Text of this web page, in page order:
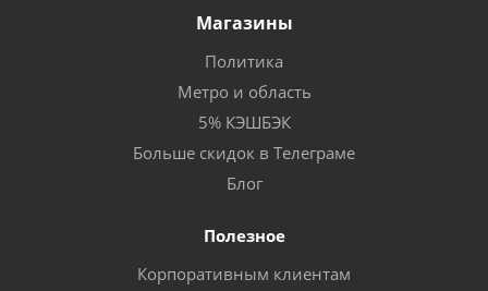
Магазины
Политика
Метро и область
5% КЭШБЭК
Больше скидок в Телеграме
Блог
Полезное
Корпоративным клиентам